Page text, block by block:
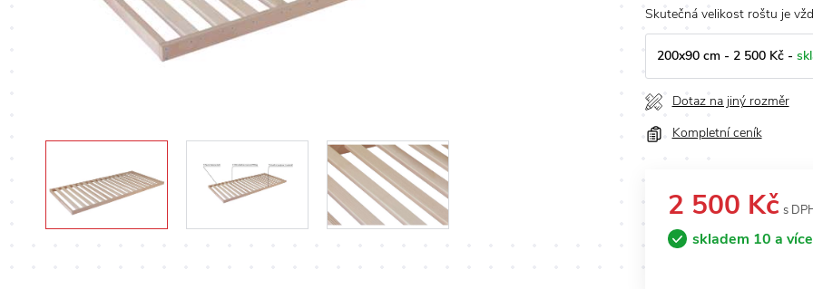
Skutečná velikost roštu je
200x90 cm - 2 500 Kč -
Dotaz na jiný rozměr
Kompletní ceník
2 500 Kč s
skladem 10 a